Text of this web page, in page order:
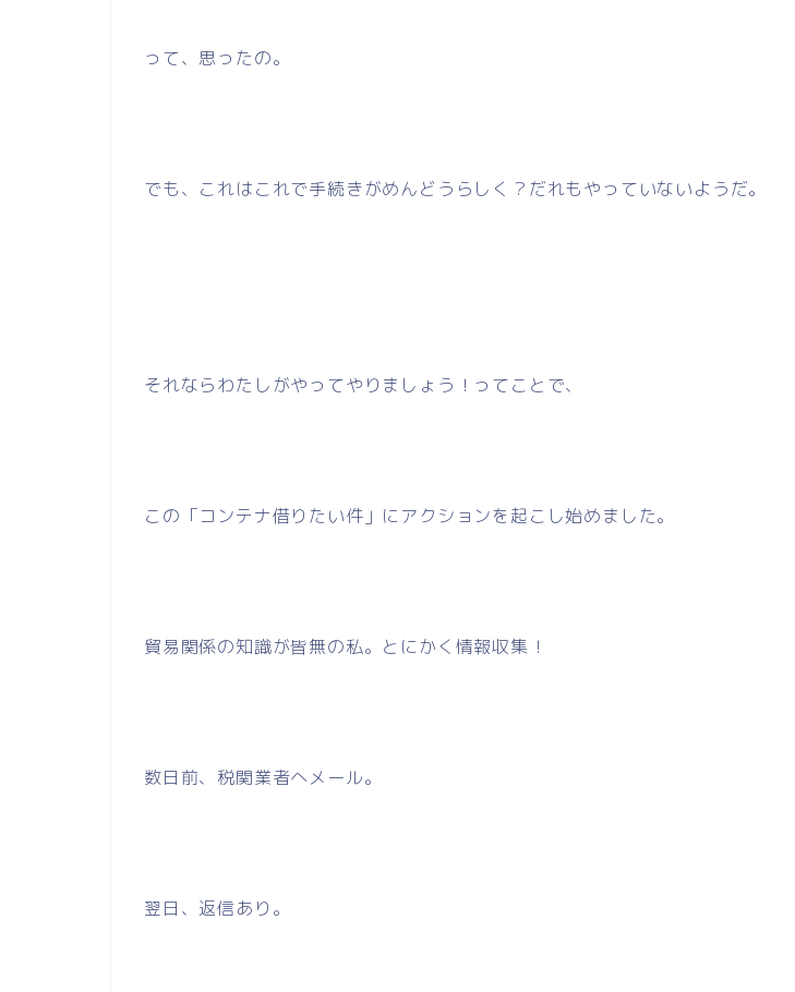
って、思ったの。
でも、これはこれで手続きがめんどうらしく？だれもやっていないようだ。
それならわたしがやってやりましょう！ってことで、
この「コンテナ借りたい件」にアクションを起こし始めました。
貿易関係の知識が皆無の私。とにかく情報収集！
数日前、税関業者へメール。
翌日、返信あり。